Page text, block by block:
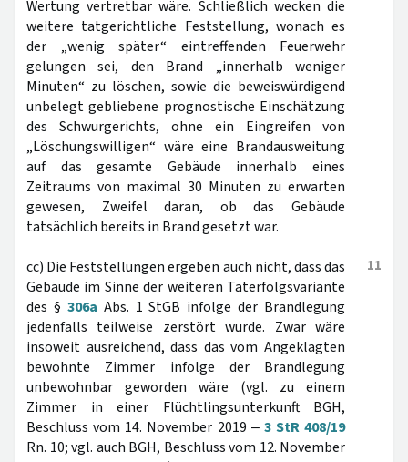
Wertung vertretbar wäre. Schließlich wecken die
weitere tatgerichtliche Feststellung, wonach es
der „wenig später“ eintreffenden Feuerwehr
gelungen sei, den Brand „innerhalb weniger
Minuten“ zu löschen, sowie die beweiswürdigend
unbelegt gebliebene prognostische Einschätzung
des Schwurgerichts, ohne ein Eingreifen von
„Löschungswilligen“ wäre eine Brandausweitung
auf das gesamte Gebäude innerhalb eines
Zeitraums von maximal 30 Minuten zu erwarten
gewesen, Zweifel daran, ob das Gebäude
tatsächlich bereits in Brand gesetzt war.
11
cc) Die Feststellungen ergeben auch nicht, dass das
Gebäude im Sinne der weiteren Taterfolgsvariante
des § 306a Abs. 1 StGB infolge der Brandlegung
jedenfalls teilweise zerstört wurde. Zwar wäre
insoweit ausreichend, dass das vom Angeklagten
bewohnte Zimmer infolge der Brandlegung
unbewohnbar geworden wäre (vgl. zu einem
Zimmer in einer Flüchtlingsunterkunft BGH,
Beschluss vom 14. November 2019 ‒ 3 StR 408/19
Rn. 10; vgl. auch BGH, Beschluss vom 12. November